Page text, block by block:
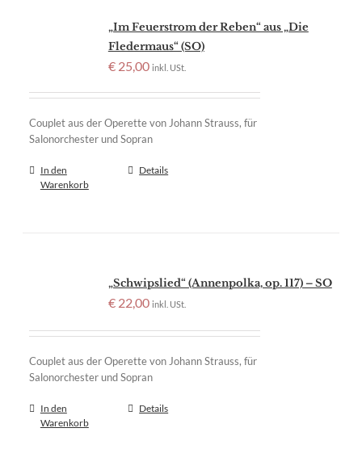
„Im Feuerstrom der Reben“ aus „Die
Fledermaus“ (SO)
€25,00 inkl. USt.
Couplet aus der Operette von Johann Strauss, für
Salonorchester und Sopran
In den
Warenkorb
Details
„Schwipslied“ (Annenpolka, op. 117) – SO
€22,00 inkl. USt.
Couplet aus der Operette von Johann Strauss, für
Salonorchester und Sopran
In den
Warenkorb
Details